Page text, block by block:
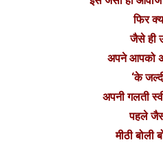
फिर
जैसे ही
अपने आपको
‘के
अपनी गलती
पहले
मीठी बोली